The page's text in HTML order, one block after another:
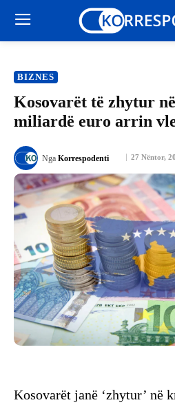
BIZNES
Kosovarët të zhytur
miliardë euro arrin
27 Nëntor,
Nga Korrespodenti
Kosovarët janë ‘zhytur’ në